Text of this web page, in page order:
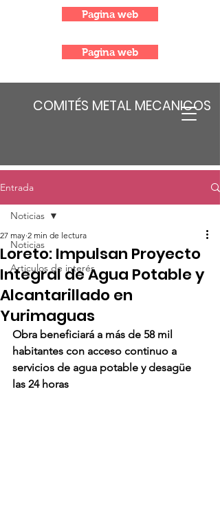
COMITÉS METAL MECANICOS
Pagina web
Pagina web
Entrada
Noticias
Articulos de interés
Noticias
Loreto: Impulsan Proyecto
Integral de Agua Potable y
Alcantarillado en
Yurimaguas
27 may 2 min de lectura
Obra beneficiará a más de 58 mil
habitantes con acceso continuo a
servicios de agua potable y desagüe
las 24 horas